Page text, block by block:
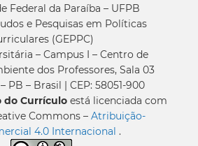
Federal da Paraíba – UFPB
e Pesquisas em Políticas
(GEPPC)
– Campus I – Centro de
dos Professores, Sala 03
PB – Brasil | CEP: 58051-900
do Currículo está licenciada com
Commons – Atribuição-
4.0 Internacional .